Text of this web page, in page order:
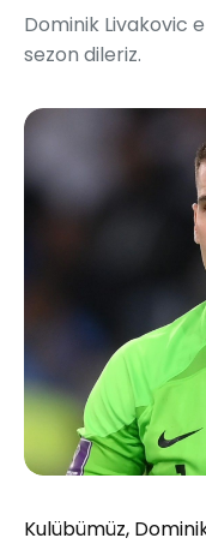
Dominik Livakovic
sezon dileriz.
Kulübümüz,